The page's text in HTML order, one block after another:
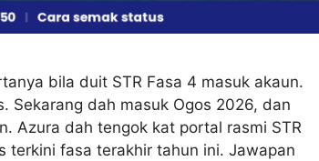
bila duit STR Fasa 4 masuk akaun.
Sekarang dah masuk Ogos 2026, dan
Azura dah tengok kat portal rasmi STR
terkini fasa terakhir tahun ini. Jawapan